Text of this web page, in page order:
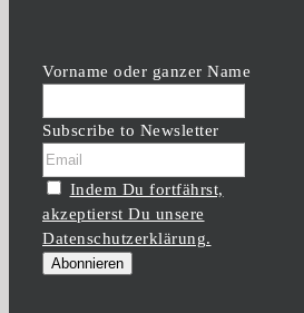
Vorname oder ganzer Name
Subscribe to Newsletter
Indem Du fortfährst,
akzeptierst Du unsere
Datenschutzerklärung.